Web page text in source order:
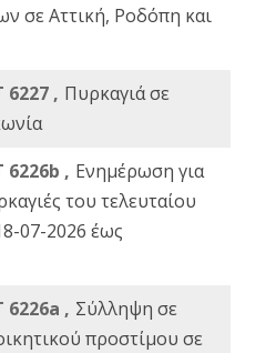
σε Αττική, Ροδόπη και
6227 , Πυρκαγιά σε
6226b , Ενημέρωση για
του τελευταίου
07-2026 έως
6226a , Σύλληψη σε
προστίμου σε